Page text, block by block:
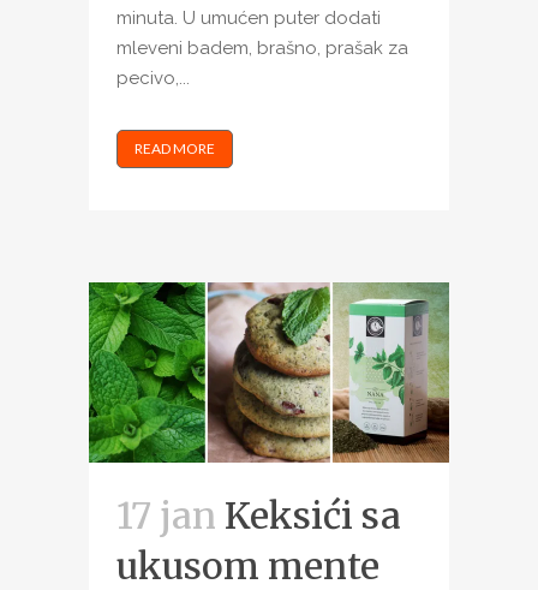
minuta. U umućen puter dodati
mleveni badem, brašno, prašak za
pecivo,...
READ MORE
17 jan Keksići sa
ukusom mente